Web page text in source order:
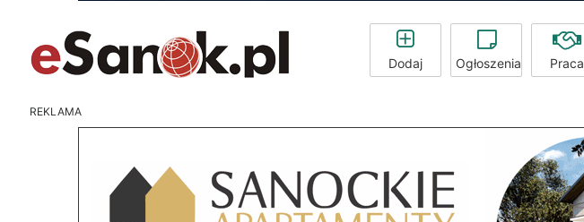
Dodaj Ogłoszenia Praca
REKLAMA